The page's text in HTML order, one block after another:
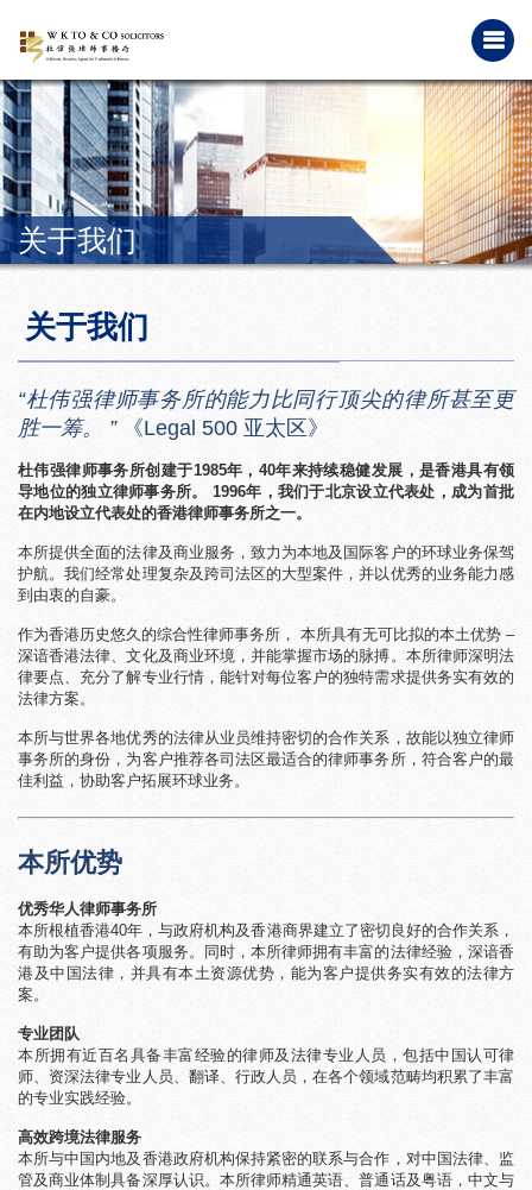
关于我们
关于我们
“杜伟强律师事务所的能力比同行顶尖的律所甚至更
胜一筹。 ”
《Legal 500 亚太区》
杜伟强律师事务所创建于1985年，40年来持续稳健发展，是香港具有领
导地位的独立律师事务所。 1996年，我们于北京设立代表处，成为首批
在内地设立代表处的香港律师事务所之一。
本所提供全面的法律及商业服务，致力为本地及国际客户的环球业务保驾
护航。我们经常处理复杂及跨司法区的大型案件，并以优秀的业务能力感
到由衷的自豪。
作为香港历史悠久的综合性律师事务所， 本所具有无可比拟的本土优势 –
深谙香港法律、文化及商业环境，并能掌握市场的脉搏。本所律师深明法
律要点、充分了解专业行情，能针对每位客户的独特需求提供务实有效的
法律方案。
本所与世界各地优秀的法律从业员维持密切的合作关系，故能以独立律师
事务所的身份，为客户推荐各司法区最适合的律师事务所，符合客户的最
佳利益，协助客户拓展环球业务。
本所优势
优秀华人律师事务所
本所根植香港40年，与政府机构及香港商界建立了密切良好的合作关系，
有助为客户提供各项服务。同时，本所律师拥有丰富的法律经验，深谙香
港及中国法律，并具有本土资源优势，能为客户提供务实有效的法律方
案。
专业团队
本所拥有近百名具备丰富经验的律师及法律专业人员，包括中国认可律
师、资深法律专业人员、翻译、行政人员，在各个领域范畴均积累了丰富
的专业实践经验。
高效跨境法律服务
本所与中国内地及香港政府机构保持紧密的联系与合作，对中国法律、监
管及商业体制具备深厚认识。本所律师精通英语、普通话及粤语，中文与